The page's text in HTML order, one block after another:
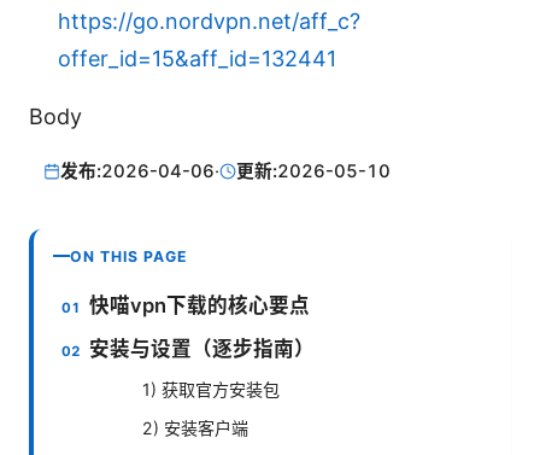
https://go.nordvpn.net/aff_c?
offer_id=15&aff_id=132441
Body
发布:2026-04-06· 更新:2026-05-10
ON THIS PAGE
快喵vpn下载的核心要点
安装与设置（逐步指南）
1) 获取官方安装包
2) 安装客户端